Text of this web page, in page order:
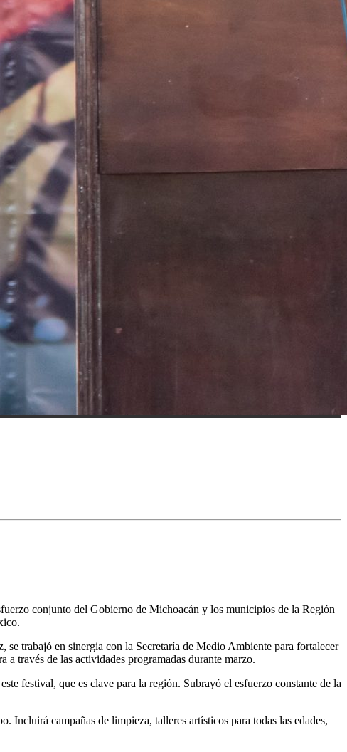
conjunto del Gobierno de Michoacán y los municipios de la Región
se trabajó en sinergia con la Secretaría de Medio Ambiente para fortalecer
través de las actividades programadas durante marzo.
festival, que es clave para la región. Subrayó el esfuerzo constante de la
campañas de limpieza, talleres artísticos para todas las edades,